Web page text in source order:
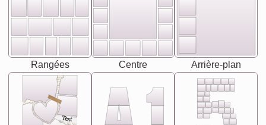
Rangées Centre Arrière-plan
Text